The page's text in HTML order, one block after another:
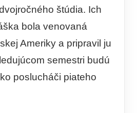
štúdia. Ich
bola venovaná
Ameriky a pripravil ju
semestri budú
poslucháči piateho